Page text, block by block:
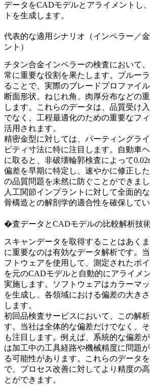
データをCADモデルとアライメントし
トを生成します。
代表的な適用シナリオ（インペラー／
ント）
チタン合金インペラーの検査において
常に重要な役割を果たします。ブルー
ることで、実際のブレードプロファイ
断面形状、ねじれ角、肉厚分布などの
します。これらのデータは、品質受け
でなく、工程最適化のための重要なフ
活用されます。
精密金型に対しては、パーティングラ
ビティ寸法に特に注目します。自動車
に取ると、非破壊輪郭検査によって
偏差を早期に特定し、速やかに修正し
の品質問題を未然に防ぐことができま
人工関節インプラントに対して全面的
骨構造との解剖学的適合性を確保してい
�査データとCADモデルの比較解析技
スキャンデータを取得することはあく
に重要なのは有効なデータ解析です。
フトウェアを使用して、測定されたポ
を元のCADモデルと自動的にアライメ
実施します。ソフトウェアはカラーマ
を生成し、各領域における偏差の大き
します。
初回品検査サービスにおいて、この解
す。当社は全体的な偏差だけでなく、
も注目します。例えば、系統的な偏差
は加工中の工具経路や機械精度に問題
る可能性があります。これらのデータ
で、プロセス改善に対してより精度の
とができます。